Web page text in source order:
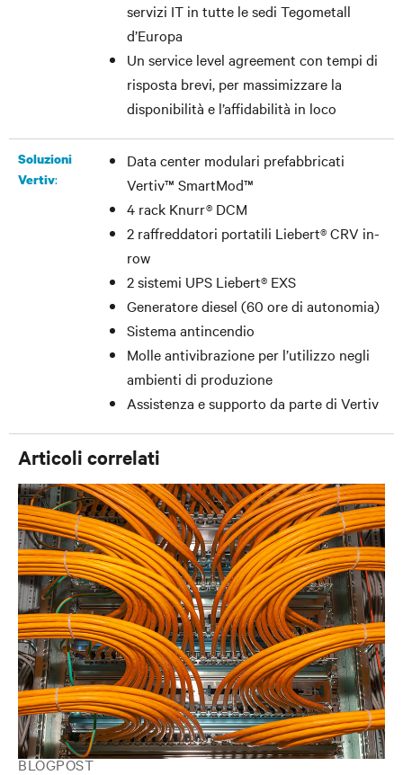
servizi IT in tutte le sedi Tegometall
d’Europa
Un service level agreement con tempi di
risposta brevi, per massimizzare la
disponibilità e l’affidabilità in loco
Soluzioni
Vertiv:
Data center modulari prefabbricati
Vertiv™ SmartMod™
4 rack Knurr® DCM
2 raffreddatori portatili Liebert® CRV in-
row
2 sistemi UPS Liebert® EXS
Generatore diesel (60 ore di autonomia)
Sistema antincendio
Molle antivibrazione per l’utilizzo negli
ambienti di produzione
Assistenza e supporto da parte di Vertiv
Articoli correlati
BLOGPOST